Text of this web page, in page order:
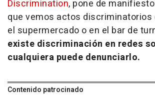
Discrimination, pone de
que vemos actos discriminatorios
el supermercado o en el bar de
existe discriminación en redes
cualquiera puede denunciarlo.
Contenido patrocinado